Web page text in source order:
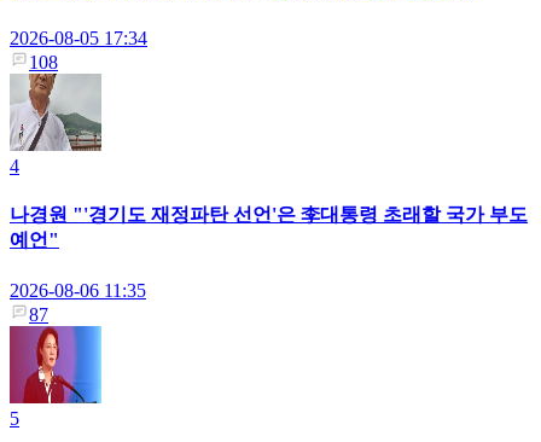
2026-08-05 17:34
108
4
나경원 "'경기도 재정파탄 선언'은 李대통령 초래할 국가 부도
예언"
2026-08-06 11:35
87
5